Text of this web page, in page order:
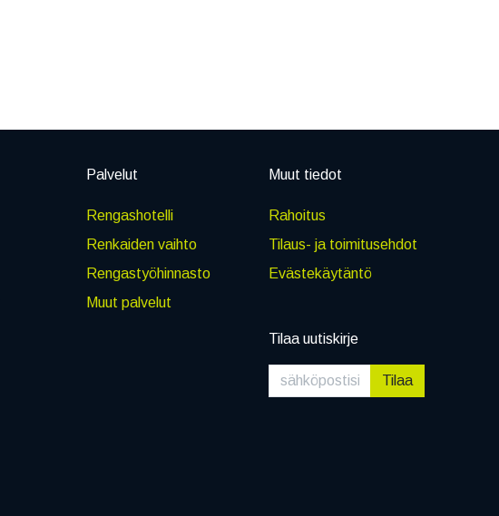
Palvelut
Rengashotelli
Renkaiden vaihto
Rengastyöhinnasto
Muut palvelut
Muut tiedot
Rahoitus
Tilaus- ja toimitusehdot
Evästekäytäntö
Tilaa uutiskirje
Tilaa